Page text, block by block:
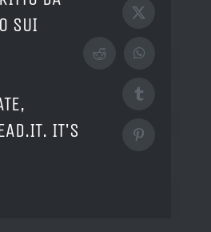
SUI
IT'S
X
RedditWhatsApp
Tumblr
Pinterest